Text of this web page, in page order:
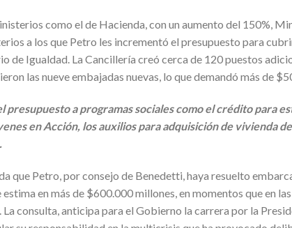
como el de Hacienda, con un aumento del 150%,
a los que Petro les incrementó el presupuesto para
de Igualdad. La Cancillería creó cerca de 120 puestos
las nueve embajadas nuevas, lo que demandó más de
a programas sociales comoel crédito para
en Acción, los auxilios para adquisición de vivienda de
que Petro, por consejo de Benedetti, haya resuelto
en más de $600.000 millones, en momentos que en
La consulta, anticipa para el Gobierno la carrera por la